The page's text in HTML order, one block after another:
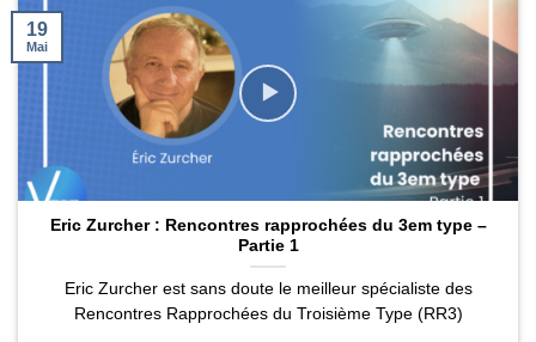
Eric Zurcher : Rencontres rapprochées du 3em type –
Partie 1
Eric Zurcher est sans doute le meilleur spécialiste des
Rencontres Rapprochées du Troisième Type (RR3)
19
Mai